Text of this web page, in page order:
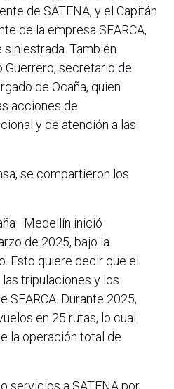
de SATENA, y el Capitán
de la empresa SEARCA,
También
secretario de
de Ocaña, quien
acciones de
y de atención a las
se compartieron los
inició
de 2025, bajo la
Esto quiere decir que el
tripulaciones y los
SEARCA. Durante 2025,
en 25 rutas, lo cual
la operación total de
servicios a SATENA por